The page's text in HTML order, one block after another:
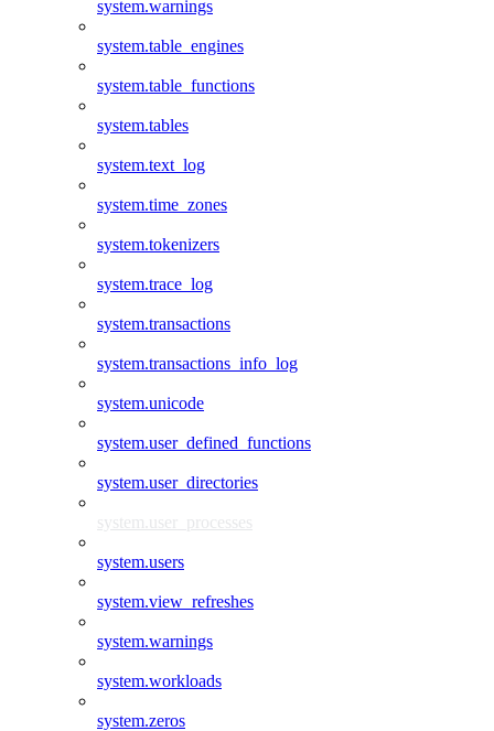
system.warnings
system.table_engines
system.table_functions
system.tables
system.text_log
system.time_zones
system.tokenizers
system.trace_log
system.transactions
system.transactions_info_log
system.unicode
system.user_defined_functions
system.user_directories
system.user_processes
system.users
system.view_refreshes
system.warnings
system.workloads
system.zeros